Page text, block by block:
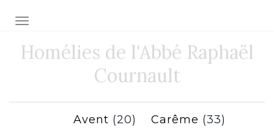
Toggle navigation
Homélies de l'Abbé Raphaël
Cournault
Avent (20) Carême (33)